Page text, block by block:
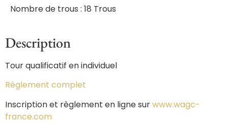
Nombre de trous : 18 Trous
Description
Tour qualificatif en individuel
Règlement complet
Inscription et règlement en ligne surwww.wagc-
france.com